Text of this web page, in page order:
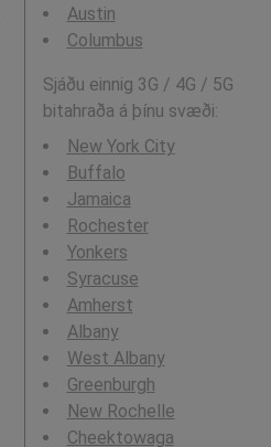
Austin
Columbus
Sjáðu einnig 3G / 4G / 5G
bitahraða á þínu svæði:
New York City
Buffalo
Jamaica
Rochester
Yonkers
Syracuse
Amherst
Albany
West Albany
Greenburgh
New Rochelle
Cheektowaga